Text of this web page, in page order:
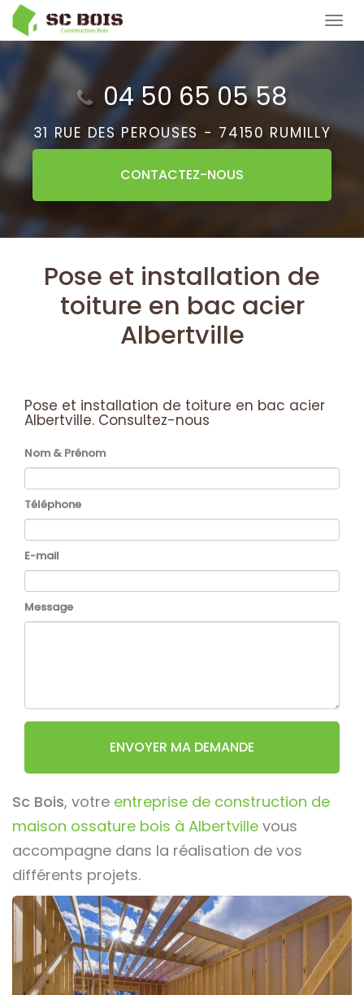
Aller
au
contenu
principal
04 50 65 05 58
31 RUE DES PEROUSES - 74150 RUMILLY
CONTACTEZ-NOUS
Pose et installation de
toiture en bac acier
Albertville
Pose et installation de toiture en bac acier
Albertville. Consultez-nous
Nom & Prénom
Téléphone
E-mail
Message
ENVOYER MA DEMANDE
Sc Bois, votre entreprise de construction de
maison ossature bois à Albertville vous
accompagne dans la réalisation de vos
différents projets.